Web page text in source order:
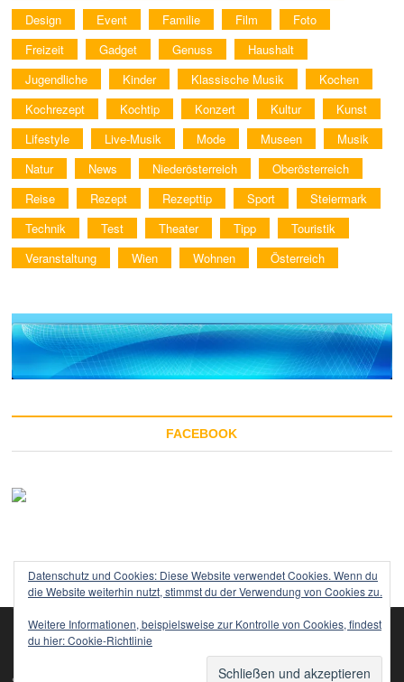
Design
Event Familie Film
Foto
Freizeit
Gadget Genuss
Haushalt
Jugendliche
Kinder Klassische Musik
Kochen
Kochrezept
Kochtip Konzert Kultur
Kunst
Lifestyle
Live-Musik Mode Museen
Musik
Natur
News Niederösterreich
Oberösterreich
Reise
Rezept Rezepttip Sport
Steiermark
Technik
Test Theater Tipp
Touristik
Veranstaltung
Wien Wohnen Österreich
FACEBOOK
Startseite
TOP
Datenschutz und Cookies: Diese Website verwendet Cookies. Wenn du
die Website weiterhin nutzt, stimmst du der Verwendung von Cookies zu.
Weitere Informationen, beispielsweise zur Kontrolle von Cookies, findest
du hier:Cookie-Richtlinie